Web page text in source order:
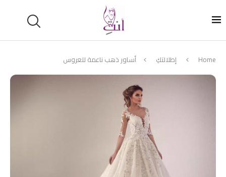
Home إطلالتكِ أساور ذهب ناعمة للعروس